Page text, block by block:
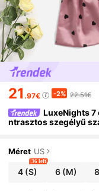
21 .97€ -2% 22.51€
LuxeNights
ntrasztos szegélyű
Méret US
4 (S)
36 left
6 (M)